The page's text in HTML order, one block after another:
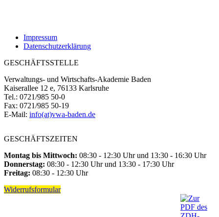
Impressum
Datenschutzerklärung
GESCHÄFTSSTELLE
Verwaltungs- und Wirtschafts-Akademie Baden
Kaiserallee 12 e, 76133 Karlsruhe
Tel.: 0721/985 50-0
Fax: 0721/985 50-19
E-Mail: info(at)vwa-baden.de
GESCHÄFTSZEITEN
Montag bis Mittwoch: 08:30 - 12:30 Uhr und 13:30 - 16:30 Uhr
Donnerstag: 08:30 - 12:30 Uhr und 13:30 - 17:30 Uhr
Freitag: 08:30 - 12:30 Uhr
Widerrufsformular